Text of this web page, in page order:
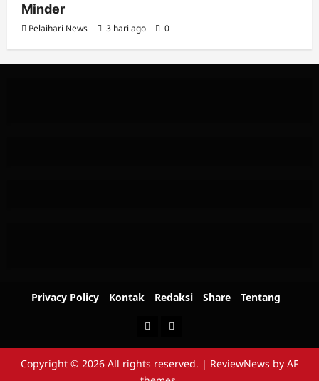
Minder
Pelaihari News 3 hari ago 0
Privacy Policy Kontak Redaksi Share Tentang
Berita Advertorial
Copyright © 2026 All rights reserved. | ReviewNews by AF